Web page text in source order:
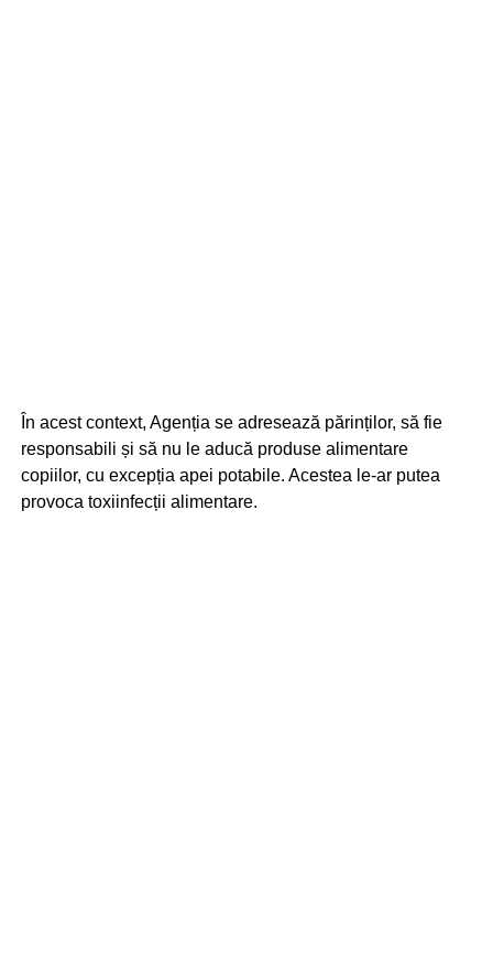
În acest context, Agenția se adresează părinților, să fie
responsabili și să nu le aducă produse alimentare
copiilor, cu excepția apei potabile. Acestea le-ar putea
provoca toxiinfecții alimentare.